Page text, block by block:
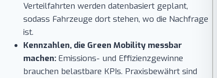
Verteilfahrten werden datenbasiert geplant,
sodass Fahrzeuge dort stehen, wo die Nachfrage
ist.
Kennzahlen, die Green Mobility messbar
machen: Emissions- und Effizienzgewinne
brauchen belastbare KPIs. Praxisbewährt sind